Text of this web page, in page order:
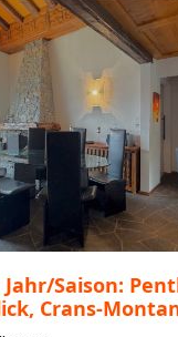
Saison:
Crans-